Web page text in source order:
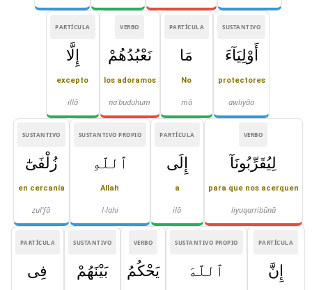
SUSTANTIVO
أَوْلِيَآءَ
protectores
awliyāa
PARTÍCULA
مَا
No
mā
VERBO
نَعْبُدُهُمْ
los adoramos
naʿbuduhum
PARTÍCULA
إِلَّا
excepto
illā
VERBO
لِيُقَرِّبُونَآ
para que nos acerquen
liyuqarribūnā
PARTÍCULA
إِلَى
a
ilā
SUSTANTIVO PROPIO
ٱللَّهِ
Allah
l-lahi
SUSTANTIVO
زُلْفَىٰٓ
en cercanía
zul'fā
PARTÍCULA
إِنَّ
SUSTANTIVO PROPIO
ٱللَّهَ
VERBO
يَحْكُمُ
SUSTANTIVO
بَيْنَهُمْ
PARTÍCULA
فِى